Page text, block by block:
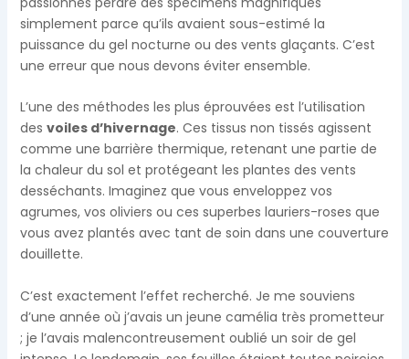
simplement parce qu’ils avaient sous-estimé la
puissance du gel nocturne ou des vents glaçants. C’est
une erreur que nous devons éviter ensemble.
L’une des méthodes les plus éprouvées est l’utilisation
des voiles d’hivernage. Ces tissus non tissés agissent
comme une barrière thermique, retenant une partie de
la chaleur du sol et protégeant les plantes des vents
desséchants. Imaginez que vous enveloppez vos
agrumes, vos oliviers ou ces superbes lauriers-roses que
vous avez plantés avec tant de soin dans une couverture
douillette.
C’est exactement l’effet recherché. Je me souviens
d’une année où j’avais un jeune camélia très prometteur
; je l’avais malencontreusement oublié un soir de gel